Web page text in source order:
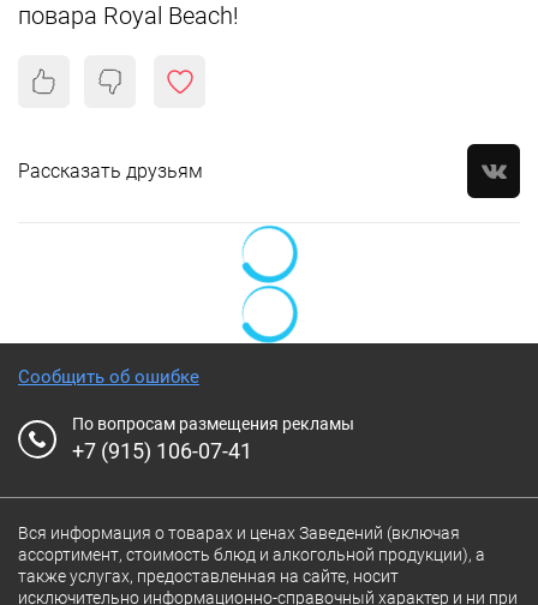
повара Royal Beach!
Рассказать друзьям
Сообщить об ошибке
По вопросам размещения рекламы
+7 (915) 106-07-41
Вся информация о товарах и ценах Заведений (включая
ассортимент, стоимость блюд и алкогольной продукции), а
также услугах, предоставленная на сайте, носит
исключительно информационно-справочный характер и ни при